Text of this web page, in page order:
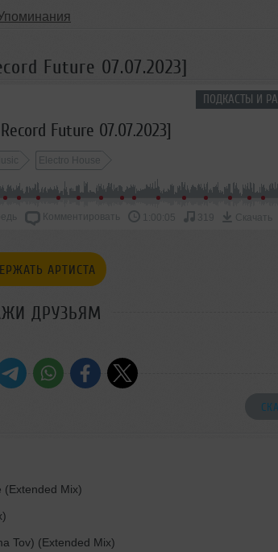
Future 07.07.2023]
ПОДКАСТЫ И
Future 07.07.2023]
Electro House
Комментировать 1:00:05 319 Скачать
АРТИСТА
ДРУЗЬЯМ
Mix)
Tov) (Extended Mix)